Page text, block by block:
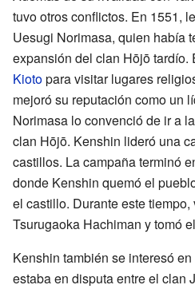
tuvo otros conflictos. En 1551,
Uesugi Norimasa, quien había
expansión del clan Hōjō tardío.
Kiotopara visitar lugares
mejoró su reputación como un
Norimasa lo convenció de ir a
clan Hōjō. Kenshin lideró una
castillos. La campaña terminó
donde Kenshin quemó el
el castillo. Durante este tiempo,
Tsurugaoka Hachiman y tomó
Kenshin también se interesó
estaba en disputa entre el clan